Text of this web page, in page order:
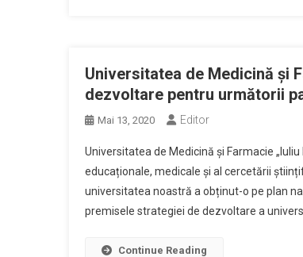
Universitatea de Medicină și
dezvoltare pentru următorii
Mai 13, 2020 Editor
Universitatea de Medicină și Farmacie
educaționale, medicale și al cercetării
universitatea noastră a obținut-o pe plan
premisele strategiei de dezvoltare a
Continue Reading